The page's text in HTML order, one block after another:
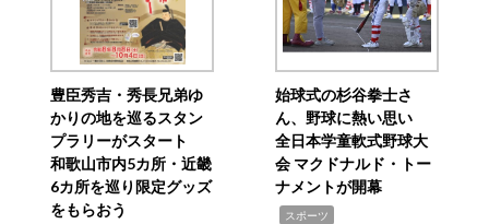
豊臣秀吉・秀長兄弟ゆ
かりの地を巡るスタン
プラリーがスタート
和歌山市内5カ所・近畿
6カ所を巡り限定グッズ
をもらおう
始球式の杉谷拳士さ
ん、野球に熱い思い
全日本学童軟式野球大
会 マクドナルド・トー
ナメントが開幕
スポーツ